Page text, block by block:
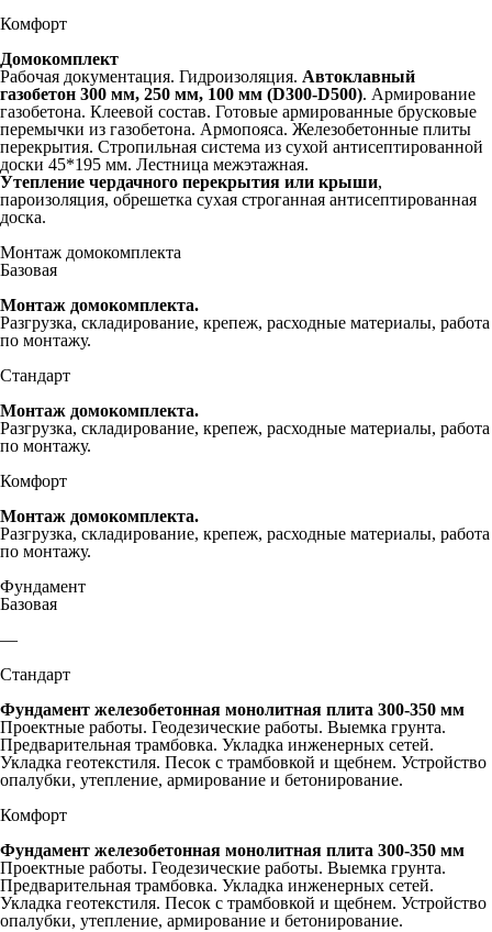
Комфорт
Домокомплект
Рабочая документация. Гидроизоляция. Автоклавный
газобетон 300 мм, 250 мм, 100 мм (D300-D500). Армирование
газобетона. Клеевой состав. Готовые армированные брусковые
перемычки из газобетона. Армопояса. Железобетонные плиты
перекрытия. Стропильная система из сухой антисептированной
доски 45*195 мм. Лестница межэтажная.
Утепление чердачного перекрытия или крыши,
пароизоляция, обрешетка сухая строганная антисептированная
доска.
Монтаж домокомплекта
Базовая
Монтаж домокомплекта.
Разгрузка, складирование, крепеж, расходные материалы, работа
по монтажу.
Стандарт
Монтаж домокомплекта.
Разгрузка, складирование, крепеж, расходные материалы, работа
по монтажу.
Комфорт
Монтаж домокомплекта.
Разгрузка, складирование, крепеж, расходные материалы, работа
по монтажу.
Фундамент
Базовая
—
Стандарт
Фундамент железобетонная монолитная плита 300-350 мм
Проектные работы. Геодезические работы. Выемка грунта.
Предварительная трамбовка. Укладка инженерных сетей.
Укладка геотекстиля. Песок с трамбовкой и щебнем. Устройство
опалубки, утепление, армирование и бетонирование.
Комфорт
Фундамент железобетонная монолитная плита 300-350 мм
Проектные работы. Геодезические работы. Выемка грунта.
Предварительная трамбовка. Укладка инженерных сетей.
Укладка геотекстиля. Песок с трамбовкой и щебнем. Устройство
опалубки, утепление, армирование и бетонирование.